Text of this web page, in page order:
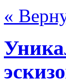
«